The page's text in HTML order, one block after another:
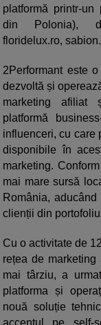
platformă printr-un
din Polonia),
floridelux.ro,
2Performant este
dezvoltă și
marketing afiliat
platformă
influenceri, cu care
disponibile în
marketing.
mai mare sursă
România,
clienții din
Cu o activitate de
rețea de
mai târziu, a
platforma și
nouă soluție